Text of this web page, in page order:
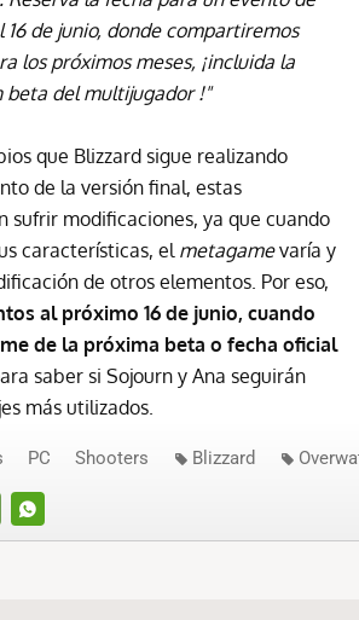
de junio, donde compartiremos
los próximos meses, ¡incluida la
beta del multijugador !"
que Blizzard sigue realizando
de la versión final, estas
sufrir modificaciones, ya que cuando
características, el metagamevaría y
de otros elementos. Por eso,
al próximo 16 de junio, cuando
de la próxima beta o fecha oficial
saber si Sojourn y Ana seguirán
más utilizados.
WHATSAPP
PC Shooters Blizzard